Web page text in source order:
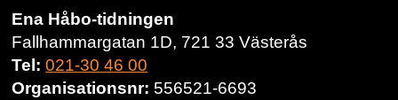
Ena Håbo-tidningen
Fallhammargatan 1D, 721 33 Västerås
Tel: 021-30 46 00
Organisationsnr: 556521-6693